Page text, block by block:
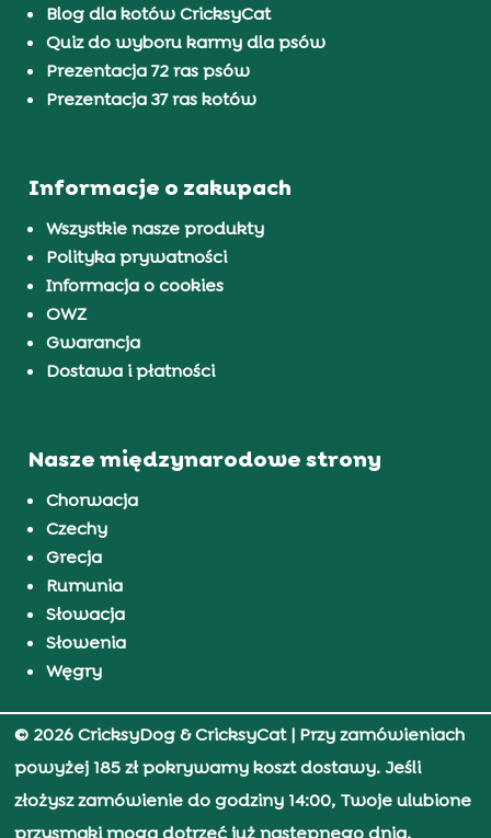
Blog dla kotów CricksyCat
Quiz do wyboru karmy dla psów
Prezentacja 72 ras psów
Prezentacja 37 ras kotów
Informacje o zakupach
Wszystkie nasze produkty
Polityka prywatności
Informacja o cookies
OWZ
Gwarancja
Dostawa i płatności
Nasze międzynarodowe strony
Chorwacja
Czechy
Grecja
Rumunia
Słowacja
Słowenia
Węgry
© 2026 CricksyDog & CricksyCat| Przy zamówieniach
powyżej 185 zł pokrywamy koszt dostawy. Jeśli
złożysz zamówienie do godziny 14:00, Twoje ulubione
przysmaki mogą dotrzeć już następnego dnia.